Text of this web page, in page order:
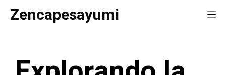
SaltarZencapesayumi